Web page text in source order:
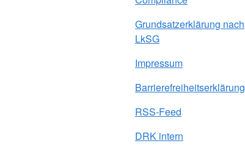
Grundsatzerklärung nach
LkSG
Impressum
Barrierefreiheitserklärung
RSS-Feed
DRK intern